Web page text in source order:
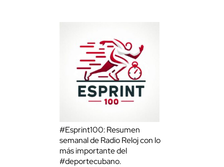
#Esprint100: Resumen
semanal de Radio Reloj con lo
más importante del
#deportecubano.